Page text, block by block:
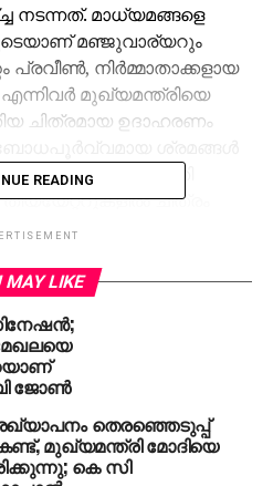
നടന്നത്. മാധ്യമങ്ങളെ
മഞ്ജുവാര്യറും
നിര്‍മ്മാതാക്കളായ
എന്നിവര്‍ മുഖ്യമന്ത്രിയെ
ചിത്രമായ ഉദാഹരണം
പരാതി
ചിത്രം
വിമുഖത
സുജാത കാണാന്‍
മഞ്ജുവിന്റെ ‘ഉദാഹരണം
രീതിയിലുള്ള
തിയ്യേറ്ററുകളില്‍ നിന്ന്
READING
MAY LIKE
ജോണ്‍
തെരഞ്ഞെടുപ്പ്
മുഖ്യമന്ത്രി മോദിയെ
കെ സി